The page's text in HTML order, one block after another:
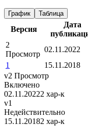
График Таблица
Версия
Дата
2
Просмотр
02.11.2022
1
15.11.2018
v2 Просмотр
Включено
02.11.20222 хар-к
v1
Недействительно
15.11.20182 хар-к